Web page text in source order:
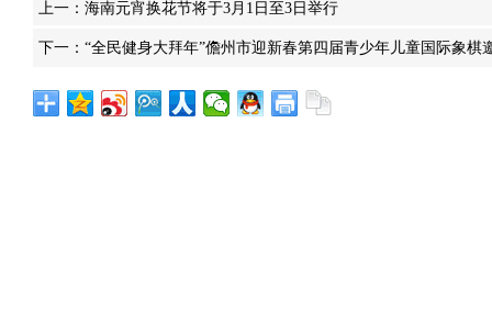
上一： 海南元宵换花节将于3月1日至3日举行
下一： “全民健身大拜年”儋州市迎新春第四届青少年儿童国际象棋